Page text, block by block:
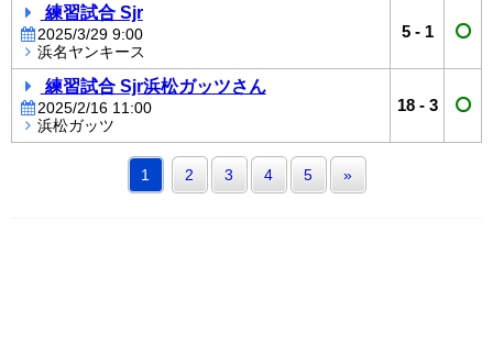
練習試合 Sjr
2025/3/29 9:00
浜名ヤンキース
5- 1
練習試合 Sjr浜松ガッツさん
2025/2/16 11:00
浜松ガッツ
18- 3
1 2 3 4 5 »